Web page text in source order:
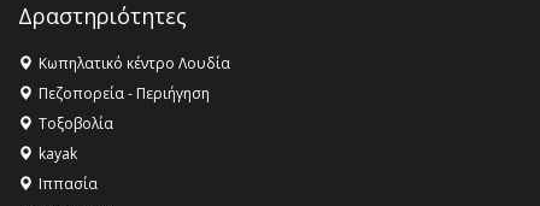
16:27 - Όλυμπος: Εντάχθηκε στον Κατάλογο Παγκόσμιας
Κληρονομιάς της UNESCO – Ομόφωνη η απόφαση Ο
Όλυμπος αναγνωρίστηκε ως φυσικό και πολιτιστικό
αγαθό εξέχουσας οικουμενικής αξίας για την
ανθρωπότητα
16:18 -
ΣΤΗΝ ΕΔΕΣΣΑ
Δραστηριότητες
Κωπηλατικό κέντρο Λουδία
Πεζοπορεία - Περιήγηση
Τοξοβολία
kayak
Ιππασία